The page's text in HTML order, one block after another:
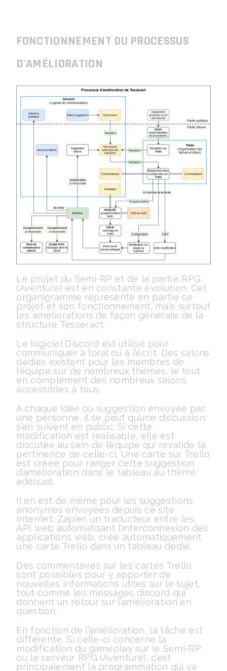
FONCTIONNEMENT DU PROCESSUS
D'AMÉLIORATION
Le projet du Semi-RP et de la partie RPG
(Aventure) est en constante évolution. Cet
organigramme représente en partie ce
projet et son fonctionnement, mais surtout
les améliorations de façon générale de la
structure Tesseract.
Le logiciel Discord est utilisé pour
communiquer à l’oral ou à l’écrit. Des salons
dédiés existent pour les membres de
l’équipe sur de nombreux thèmes, le tout
en complément des nombreux salons
accessibles à tous.
A chaque idée ou suggestion envoyée par
une personne, il se peut qu’une discussion
s’en suivent en public. Si cette
modification est réalisable, elle est
discutée au sein de l’équipe qui revalide la
pertinence de celle-ci. Une carte sur Trello
est créée pour ranger cette suggestion
d’amélioration dans le tableau au thème
adéquat.
Il en est de même pour les suggestions
anonymes envoyées depuis ce site
internet. Zapier, un traducteur entre les
API web automatisant l’interconnexion des
applications web, crée automatiquement
une carte Trello dans un tableau dédié.
Des commentaires sur les cartes Trello
sont possibles pour y apporter de
nouvelles informations utiles sur le sujet,
tout comme les messages discord qui
donnent un retour sur l’amélioration en
question.
En fonction de l’amélioration, la tâche est
différente. Si celle-ci concerne la
modification du gameplay sur le Semi-RP
ou le serveur RPG (Aventure), c’est
principalement la programmation qui va